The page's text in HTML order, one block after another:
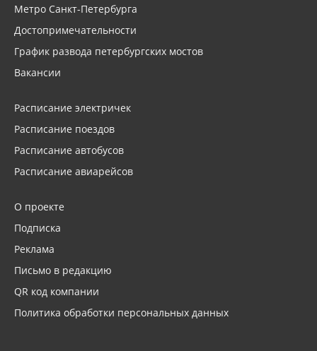
Метро Санкт-Петербурга
Достопримечательности
График развода петербургских мостов
Вакансии
Расписание электричек
Расписание поездов
Расписание автобусов
Расписание авиарейсов
О проекте
Подписка
Реклама
Письмо в редакцию
QR код компании
Политика обработки персональных данных